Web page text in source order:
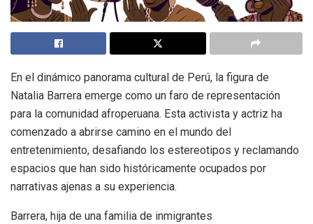
En el dinámico panorama cultural de Perú, la figura de
Natalia Barrera emerge como un faro de representación
para la comunidad afroperuana. Esta activista y actriz ha
comenzado a abrirse camino en el mundo del
entretenimiento, desafiando los estereotipos y reclamando
espacios que han sido históricamente ocupados por
narrativas ajenas a su experiencia.
Barrera, hija de una familia de inmigrantes